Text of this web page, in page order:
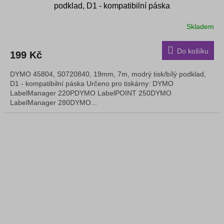
podklad, D1 - kompatibilní páska
Skladem
199 Kč Do košíku
DYMO 45804, S0720840, 19mm, 7m, modrý tisk/bílý podklad,
D1 - kompatibilní páska Určeno pro tiskárny: DYMO
LabelManager 220PDYMO LabelPOINT 250DYMO
LabelManager 280DYMO...